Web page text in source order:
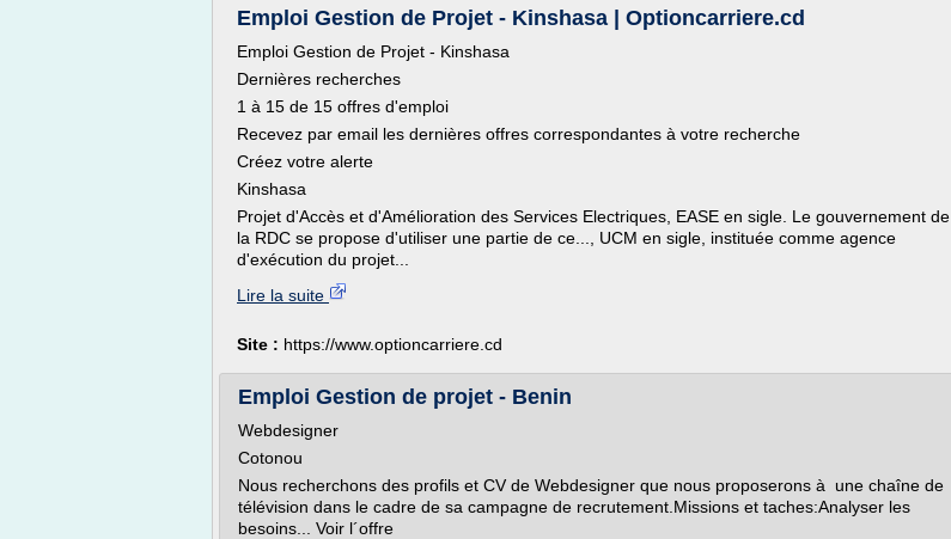
Emploi Gestion de Projet - Kinshasa | Optioncarriere.cd
Emploi Gestion de Projet - Kinshasa
Dernières recherches
1 à 15 de 15 offres d'emploi
Recevez par email les dernières offres correspondantes à votre recherche
Créez votre alerte
Kinshasa
Projet d'Accès et d'Amélioration des Services Electriques, EASE en sigle. Le gouvernement de
la RDC se propose d'utiliser une partie de ce..., UCM en sigle, instituée comme agence
d'exécution du projet...
Lire la suite
Site : https://www.optioncarriere.cd
Emploi Gestion de projet - Benin
Webdesigner
Cotonou
Nous recherchons des profils et CV de Webdesigner que nous proposerons à une chaîne de
télévision dans le cadre de sa campagne de recrutement.Missions et taches:Analyser les
besoins... Voir l´offre